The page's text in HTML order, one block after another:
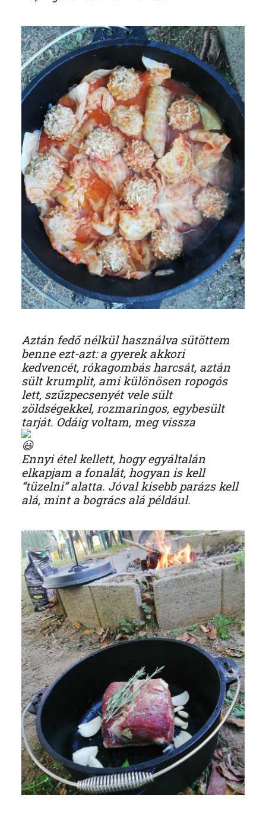
Aztán fedő nélkül használva sütöttem
benne ezt-azt: a gyerek akkori
kedvencét, rókagombás harcsát, aztán
sült krumplit, ami különösen ropogós
lett, szűzpecsenyét vele sült
zöldségekkel, rozmaringos, egybesült
tarját. Odáig voltam, meg vissza
Ennyi étel kellett, hogy egyáltalán
elkapjam a fonalát, hogyan is kell
“tüzelni” alatta. Jóval kisebb parázs kell
alá, mint a bogrács alá például.